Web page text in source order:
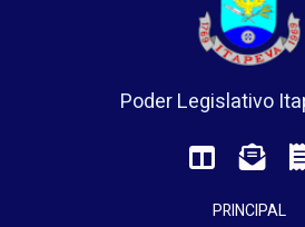
Poder Legislativo
PRINCIPAL